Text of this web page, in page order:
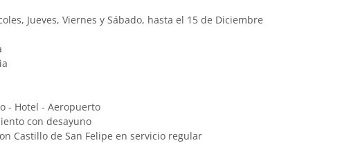
Jueves, Viernes y Sábado, hasta el 15 de Diciembre
- Hotel - Aeropuerto
con desayuno
Castillo de San Felipe en servicio regular